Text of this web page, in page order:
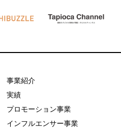
事業紹介
実績
プロモーション事業
インフルエンサー事業